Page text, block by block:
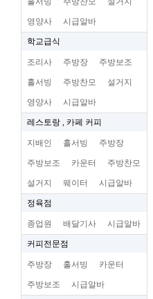
영양사 시급알바
학교급식
조리사 주방장 주방보조
홀서빙 주방찬모 설거지
영양사 시급알바
레스토랑 , 카페 커피
지배인 홀서빙 주방장
주방보조 카운터 주방찬모
설거지 웨이터 시급알바
정육점
종업원 배달기사 시급알바
커피전문점
주방장 홀서빙 카운터
주방보조 시급알바